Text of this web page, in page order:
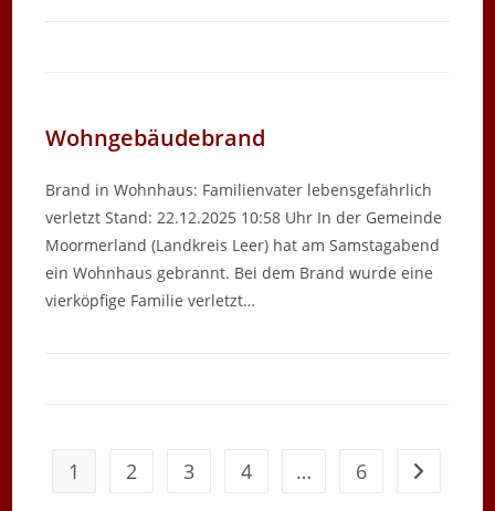
Wohngebäudebrand
Brand in Wohnhaus: Familienvater lebensgefährlich
verletzt Stand: 22.12.2025 10:58 Uhr In der Gemeinde
Moormerland (Landkreis Leer) hat am Samstagabend
ein Wohnhaus gebrannt. Bei dem Brand wurde eine
vierköpfige Familie verletzt…
1 2 3 4 … 6 Zur